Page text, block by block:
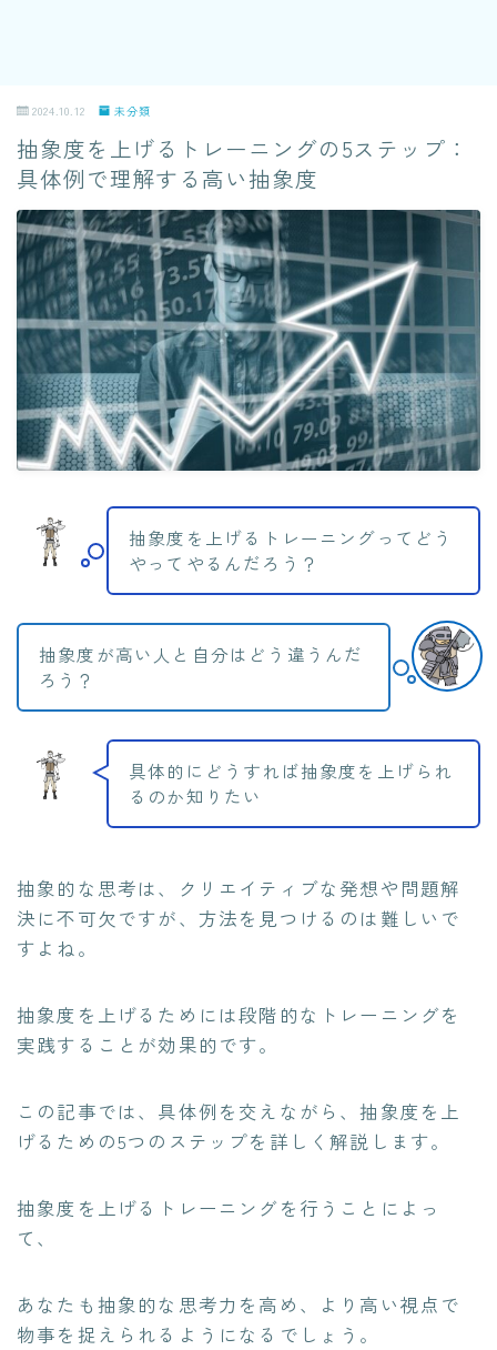
2024.10.12 未分類
抽象度を上げるトレーニングの5ステップ：
具体例で理解する高い抽象度
抽象度を上げるトレーニングってどう
やってやるんだろう？
抽象度が高い人と自分はどう違うんだ
ろう？
具体的にどうすれば抽象度を上げられ
るのか知りたい
抽象的な思考は、クリエイティブな発想や問題解
決に不可欠ですが、方法を見つけるのは難しいで
すよね。
抽象度を上げるためには段階的なトレーニングを
実践することが効果的です。
この記事では、具体例を交えながら、抽象度を上
げるための5つのステップを詳しく解説します。
抽象度を上げるトレーニングを行うことによっ
て、
あなたも抽象的な思考力を高め、より高い視点で
物事を捉えられるようになるでしょう。